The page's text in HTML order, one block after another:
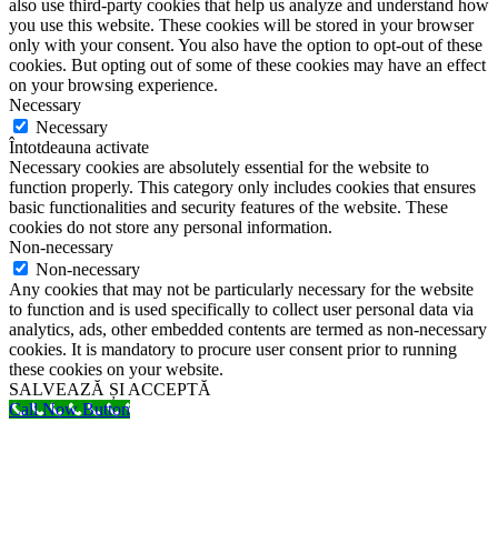
also use third-party cookies that help us analyze and understand how
you use this website. These cookies will be stored in your browser
only with your consent. You also have the option to opt-out of these
cookies. But opting out of some of these cookies may have an effect
on your browsing experience.
Necessary
Necessary
Întotdeauna activate
Necessary cookies are absolutely essential for the website to
function properly. This category only includes cookies that ensures
basic functionalities and security features of the website. These
cookies do not store any personal information.
Non-necessary
Non-necessary
Any cookies that may not be particularly necessary for the website
to function and is used specifically to collect user personal data via
analytics, ads, other embedded contents are termed as non-necessary
cookies. It is mandatory to procure user consent prior to running
these cookies on your website.
SALVEAZĂ ȘI ACCEPTĂ
Call Now Button